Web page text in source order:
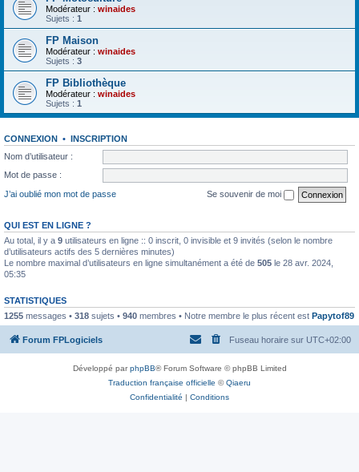
Modérateur : winaides
Sujets : 1
FP Maison
Modérateur : winaides
Sujets : 3
FP Bibliothèque
Modérateur : winaides
Sujets : 1
CONNEXION • INSCRIPTION
Nom d’utilisateur :
Mot de passe :
J’ai oublié mon mot de passe
Se souvenir de moi
QUI EST EN LIGNE ?
Au total, il y a 9 utilisateurs en ligne :: 0 inscrit, 0 invisible et 9 invités (selon le nombre
d’utilisateurs actifs des 5 dernières minutes)
Le nombre maximal d’utilisateurs en ligne simultanément a été de 505 le 28 avr. 2024,
05:35
STATISTIQUES
1255 messages • 318 sujets • 940 membres • Notre membre le plus récent est Papytof89
Forum FPLogiciels Fuseau horaire sur UTC+02:00
Développé parphpBB® Forum Software © phpBB Limited
Traduction française officielle ©Qiaeru
Confidentialité | Conditions